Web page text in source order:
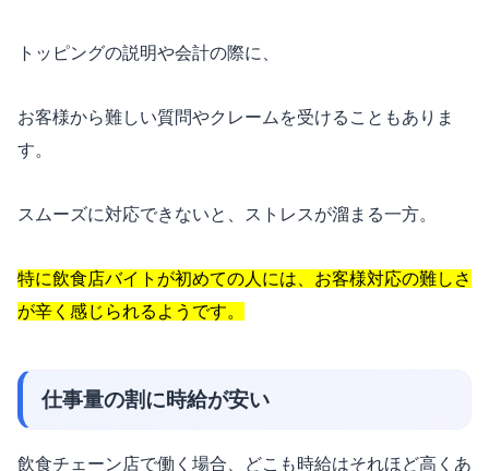
トッピングの説明や会計の際に、
お客様から難しい質問やクレームを受けることもありま
す。
スムーズに対応できないと、ストレスが溜まる一方。
特に飲食店バイトが初めての人には、お客様対応の難しさ
が辛く感じられるようです。
仕事量の割に時給が安い
飲食チェーン店で働く場合、どこも時給はそれほど高くあ